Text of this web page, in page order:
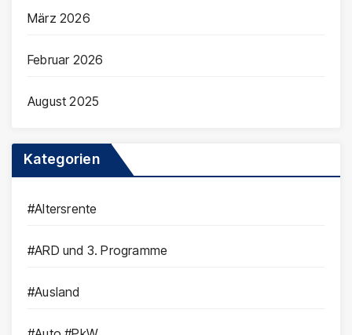
März 2026
Februar 2026
August 2025
Kategorien
#Altersrente
#ARD und 3. Programme
#Ausland